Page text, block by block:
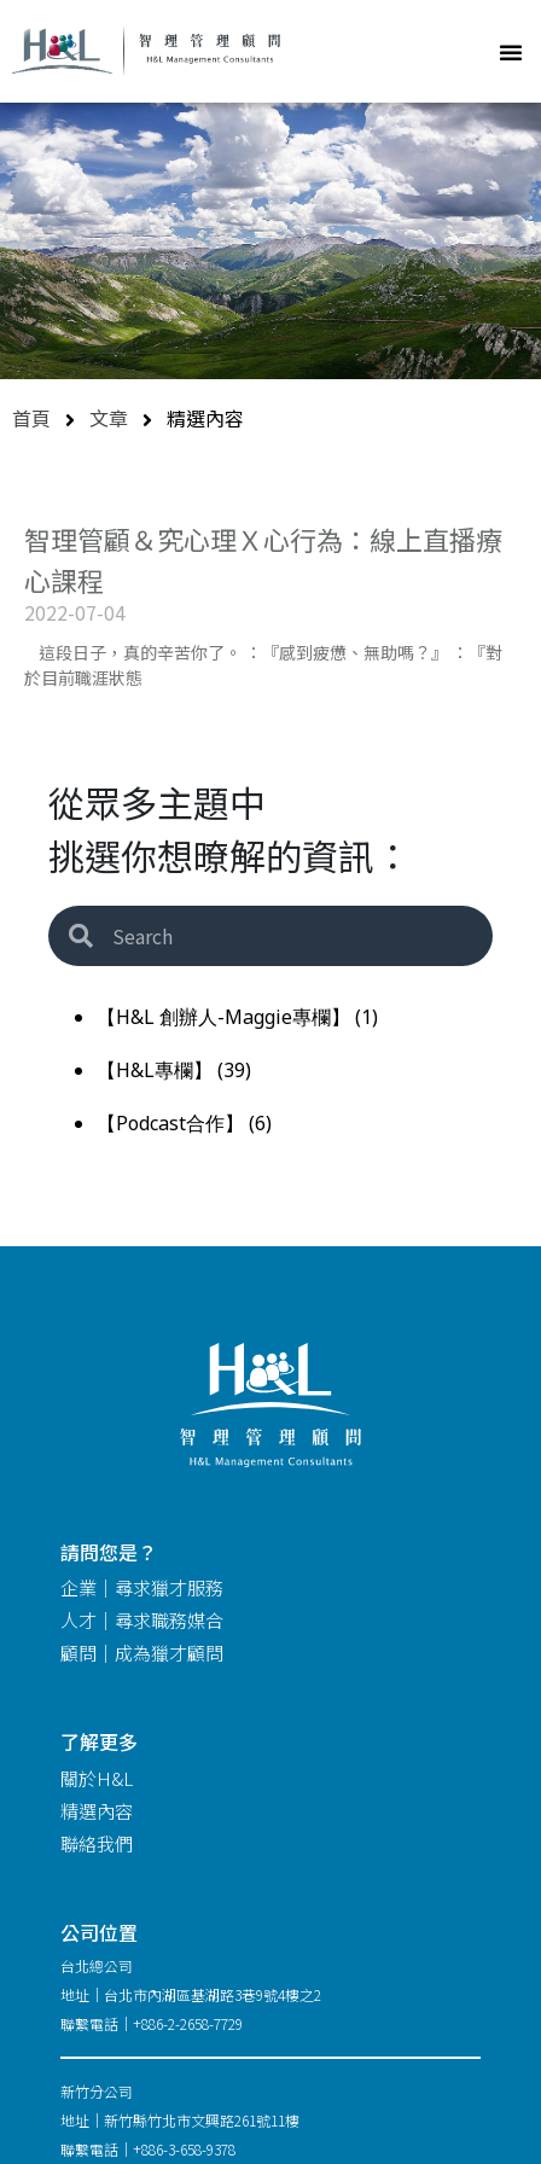
首頁 文章 精選內容
智理管顧＆究心理Ｘ心行為：線上直播療
心課程
2022-07-04
這段日子，真的辛苦你了。 ：『感到疲憊、無助嗎？』 ：『對
於目前職涯狀態
從眾多主題中
挑選你想暸解的資訊：
【H&L 創辦人-Maggie專欄】
(1)
【H&L專欄】
(39)
【Podcast合作】
(6)
請問您是？
企業｜尋求獵才服務
人才｜尋求職務媒合
顧問｜成為獵才顧問
了解更多
關於H&L
精選內容
聯絡我們
公司位置
台北總公司
地址｜台北市內湖區基湖路3巷9號4樓之2
聯繫電話｜+886-2-2658-7729
新竹分公司
地址｜新竹縣竹北市文興路261號11樓
聯繫電話｜+886-3-658-9378